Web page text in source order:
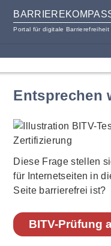
Portal für digitale Barrierefreiheit
Entsprechen
Diese Frage stellen
für Internetseiten in
Seite barrierefrei ist?
BITV-Prüfung